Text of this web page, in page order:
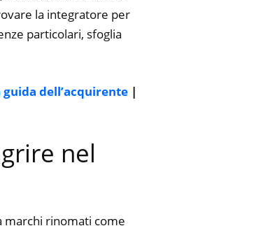
la integratore per
particolari, sfoglia
guida dell’acquirente |
nel
marchi rinomati come